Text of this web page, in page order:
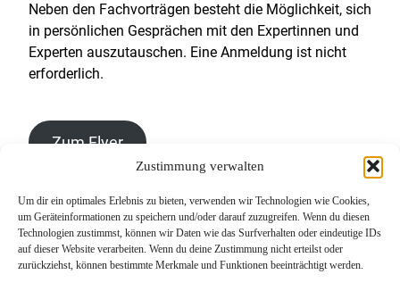
Zustimmung verwalten
Um dir ein optimales Erlebnis zu bieten, verwenden wir Technologien wie Cookies,
um Geräteinformationen zu speichern und/oder darauf zuzugreifen. Wenn du diesen
Technologien zustimmst, können wir Daten wie das Surfverhalten oder eindeutige IDs
auf dieser Website verarbeiten. Wenn du deine Zustimmung nicht erteilst oder
zurückziehst, können bestimmte Merkmale und Funktionen beeinträchtigt werden.
Neben den Fachvorträgen besteht die Möglichkeit, sich
in persönlichen Gesprächen mit den Expertinnen und
Experten auszutauschen. Eine Anmeldung ist nicht
erforderlich.
Zum Flyer